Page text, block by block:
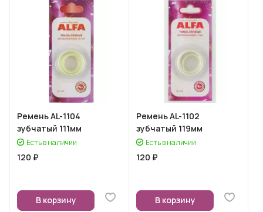
Ремень AL-1104
зубчатый 111мм
Есть в наличии
120 ₽
В корзину
Ремень AL-1102
зубчатый 119мм
Есть в наличии
120 ₽
В корзину